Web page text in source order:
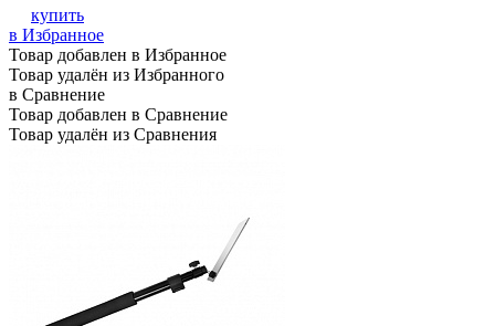
купить
в Избранное
Товар добавлен в Избранное
Товар удалён из Избранного
в Сравнение
Товар добавлен в Сравнение
Товар удалён из Сравнения